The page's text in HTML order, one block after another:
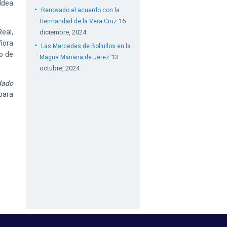
de
Renovado el acuerdo con la
Hermandad de la Vera Cruz 16
diciembre, 2024
Las Mercedes de Bollullos en la
Magna Mariana de Jerez 13
octubre, 2024